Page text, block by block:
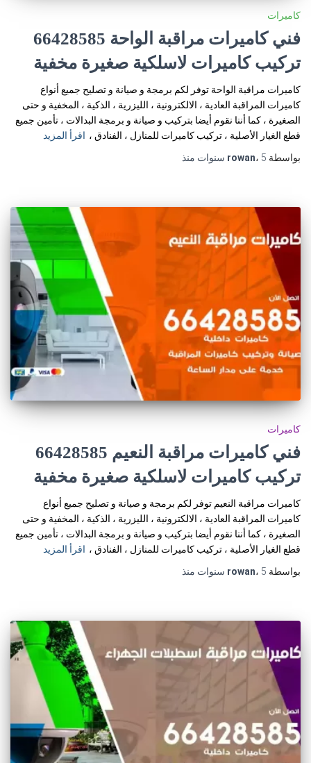
كاميرات
فني كاميرات مراقبة الواحة 66428585
تركيب كاميرات لاسلكية صغيرة مخفية
كاميرات مراقبة الواحة توفر لكم برمجة و صيانة و تصليح جميع أنواع
كاميرات المراقبة العادية ، الالكترونية ، الليزرية ، الذكية ، المخفية و حتى
الصغيرة ، كما أننا نقوم أيضا بتركيب و صيانة و برمجة البدالات ، تأمين جميع
قطع الغيار الأصلية ، تركيب كاميرات للمنازل ، الفنادق ، اقرأ المزيد
بواسطة
rowan، 5 سنوات منذ
كاميرات
فني كاميرات مراقبة النعيم 66428585
تركيب كاميرات لاسلكية صغيرة مخفية
كاميرات مراقبة النعيم توفر لكم برمجة و صيانة و تصليح جميع أنواع
كاميرات المراقبة العادية ، الالكترونية ، الليزرية ، الذكية ، المخفية و حتى
الصغيرة ، كما أننا نقوم أيضا بتركيب و صيانة و برمجة البدالات ، تأمين جميع
قطع الغيار الأصلية ، تركيب كاميرات للمنازل ، الفنادق ، اقرأ المزيد
بواسطة
rowan، 5 سنوات منذ